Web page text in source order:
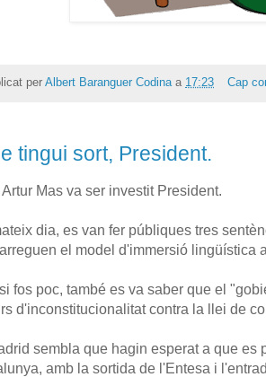
per Albert Baranguer Codina a 17:23 Cap
tingui sort, President.
Mas va ser investit President.
dia, es van fer públiques tres
el model d'immersió lingüística
fos poc, també es va saber que el
d'inconstitucionalitat contra la llei de
sembla que hagin esperat a que es
amb la sortida de l'Entesa i